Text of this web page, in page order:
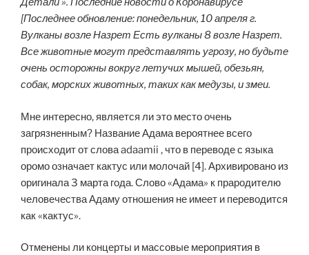
[Последнее обновление: понедельник, 10 апреля г.
Вулканы возле Назрет Есть вулканы 8 возле Назрет.
Все животные могут представлять угрозу, но будьте
очень осторожны вокруг летучих мышей, обезьян,
собак, морских животных, таких как медузы, и змеи.
Мне интересно, является ли это место очень
загрязненным? Название Адама вероятнее всего
происходит от слова adaamii , что в переводе с языка
оромо означает кактус или молочай [4]. Архивировано из
оригинала 3 марта года. Слово «Адама» к прародителю
человечества Адаму отношения не имеет и переводится
как «кактус».
Отменены ли концерты и массовые мероприятия в